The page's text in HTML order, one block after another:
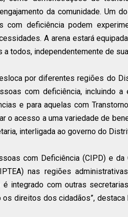
da comunidade. Um
com deficiência podem
A arena estará
todos, independentemente de
por diferentes regiões do
com deficiência, incluindo a
e para aquelas com
o acesso a uma variedade de
interligada ao governo do
com Deficiência (CIPD) e da
nas regiões
integrado com outras
direitos dos cidadãos”, destaca